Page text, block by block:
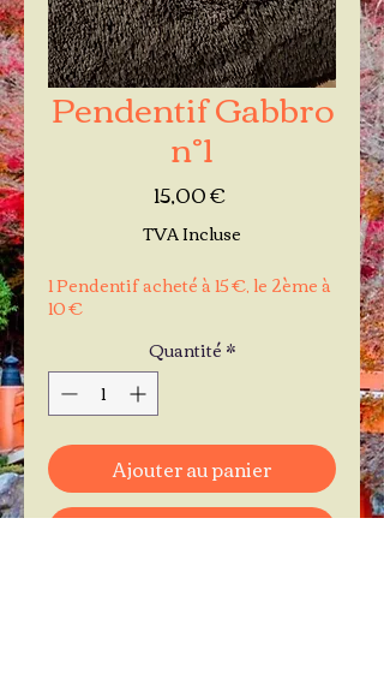
Pendentif Gabbro
n°1
15,00 €Prix
TVA Incluse
1 Pendentif acheté à 15 €, le 2ème à
10 €
Quantité*
Ajouter au panier